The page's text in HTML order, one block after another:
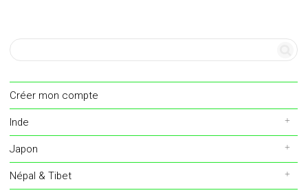
Créer mon compte
Inde
Japon
Népal & Tibet